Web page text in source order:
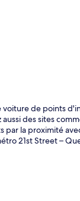
voiture de points
des sites
la proximité
21st Street –